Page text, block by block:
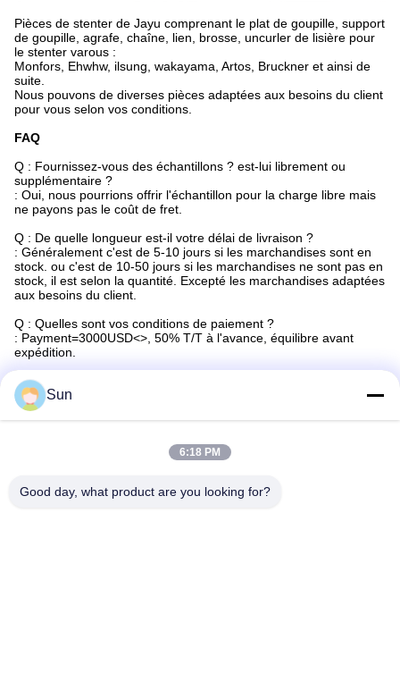
Pièces de stenter de Jayu comprenant le plat de goupille, support
de goupille, agrafe, chaîne, lien, brosse, uncurler de lisière pour
le stenter varous :
Monfors, Ehwhw, ilsung, wakayama, Artos, Bruckner et ainsi de
suite.
Nous pouvons de diverses pièces adaptées aux besoins du client
pour vous selon vos conditions.
FAQ
Q : Fournissez-vous des échantillons ? est-lui librement ou
supplémentaire ?
: Oui, nous pourrions offrir l'échantillon pour la charge libre mais
ne payons pas le coût de fret.
Q : De quelle longueur est-il votre délai de livraison ?
: Généralement c'est de 5-10 jours si les marchandises sont en
stock. ou c'est de 10-50 jours si les marchandises ne sont pas en
stock, il est selon la quantité. Excepté les marchandises adaptées
aux besoins du client.
Q : Quelles sont vos conditions de paiement ?
: Payment=3000USD<>, 50% T/T à l'avance, équilibre avant
expédition.
Étiquettes: Agrafe Industrielle De Stenter
Matériel En Aluminium D'agrafe De Stenter
Agrafe En Aluminium De Stenter
Sun
6:18 PM
Good day, what product are you looking for?